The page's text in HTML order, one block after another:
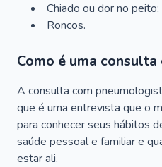
Chiado ou dor no peito;
Roncos.
Como é uma
A consulta com
que é uma entrevista que o
para conhecer seus hábitos
saúde pessoal e familiar e
estar ali.